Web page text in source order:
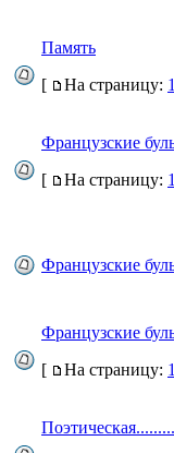
Память
[
На страницу: 1
Французские
[
На страницу: 1
Французские
Французские
[
На страницу: 1